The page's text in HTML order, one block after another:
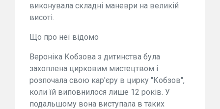
виконувала складні маневри на великій
висоті.
Що про неї відомо
Вероніка Кобзова з дитинства була
захоплена цирковим мистецтвом і
розпочала свою кар'єру в цирку "Кобзов",
коли їй виповнилося лише 12 років. У
подальшому вона виступала в таких